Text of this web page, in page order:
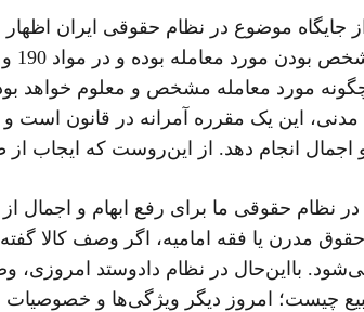
از جایگاه موضوع در نظام حقوقی ایران
مورد معامله مشخص و معلوم خواهد
ماده 342 قانون مدنی، این یک مقرره آمرانه در
و اجمال انجام دهد. از این‌روست که ایجاب
نظام حقوقی ما برای رفع ابهام و
مدرن یا فقه امامیه، اگر وصف کالا
بااین‌حال در نظام دادوستد امروزی،
چیست؛ امروز دیگر ویژگی‌ها و